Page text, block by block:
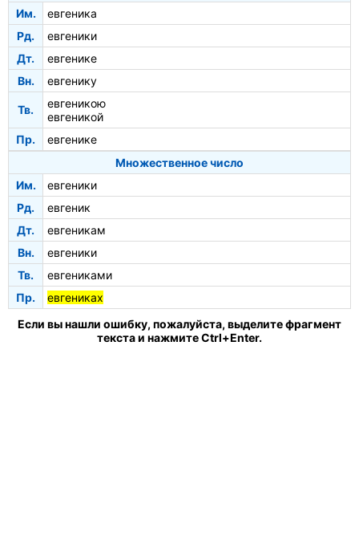
Им.
евгеника
Рд.
евгеники
Дт.
евгенике
Вн.
евгенику
Тв.
евгеникою
евгеникой
Пр.
евгенике
Множественное число
Им.
евгеники
Рд.
евгеник
Дт.
евгеникам
Вн.
евгеники
Тв.
евгениками
Пр.
евгениках
Если вы нашли ошибку, пожалуйста, выделите фрагмент
текста и нажмите Ctrl+Enter.